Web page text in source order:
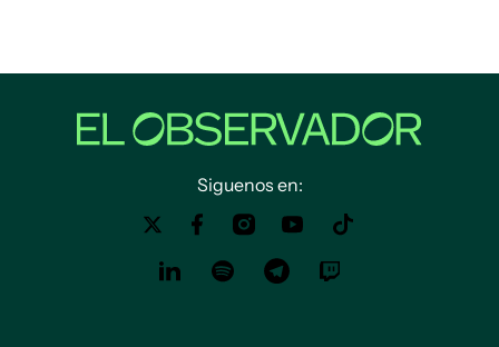
Siguenos en: